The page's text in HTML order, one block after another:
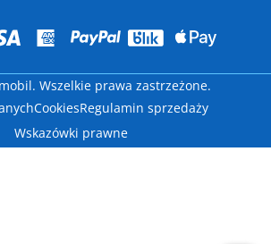
Wszelkie prawa zastrzeżone.
CookiesRegulamin sprzedaży
Wskazówki prawne